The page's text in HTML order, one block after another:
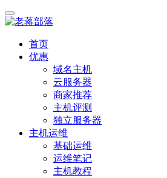
首页
优惠
域名主机
云服务器
商家推荐
主机评测
独立服务器
主机运维
基础运维
运维笔记
主机教程